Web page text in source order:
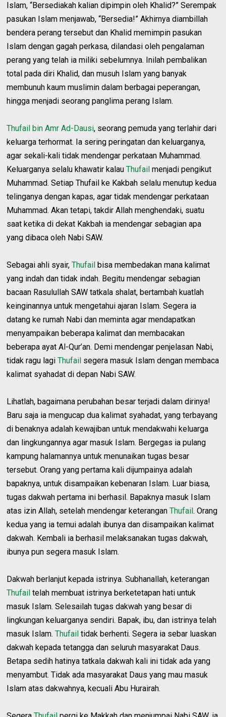
Islam, “Bersediakah kalian dipimpin oleh Khalid?” Serempak
pasukan Islam menjawab, “Bersedia!” Akhirnya diambillah
bendera perang tersebut dan Khalid memimpin pasukan
Islam dengan gagah perkasa, dilandasi oleh pengalaman
perang yang telah ia miliki sebelumnya. Inilah pembalikan
total pada diri Khalid, dan musuh Islam yang banyak
membunuh kaum muslimin dalam berbagai peperangan,
hingga menjadi seorang panglima perang Islam.
Thufail bin Amr Ad-Dausi, seorang pemuda yang terlahir dari
keluarga terhormat. Ia sering peringatan dan keluarganya,
agar sekali-kali tidak mendengar perkataan Muhammad.
Keluarganya selalu khawatir kalauThufail menjadi pengikut
Muhammad. Setiap Thufail ke Kakbah selalu menutup kedua
telinganya dengan kapas, agar tidak mendengar perkataan
Muhammad. Akan tetapi, takdir Allah menghendaki, suatu
saat ketika di dekat Kakbah ia mendengar sebagian apa
yang dibaca oleh Nabi SAW.
Sebagai ahli syair,Thufail bisa membedakan mana kalimat
yang indah dan tidak indah. Begitu mendengar sebagian
bacaan Rasulullah SAW tatkala shalat, bertambah kuatlah
keinginannya untuk mengetahui ajaran Islam. Segera ia
datang ke rumah Nabi dan meminta agar mendapatkan
menyampaikan beberapa kalimat dan membacakan
beberapa ayat Al-Qur’an. Demi mendengar penjelasan Nabi,
tidak ragu lagiThufail segera masuk Islam dengan membaca
kalimat syahadat di depan Nabi SAW.
Lihatlah, bagaimana perubahan besar terjadi dalam dirinya!
Baru saja ia mengucap dua kalimat syahadat, yang terbayang
di benaknya adalah kewajiban untuk mendakwahi keluarga
dan lingkungannya agar masuk Islam. Bergegas ia pulang
kampung halamannya untuk menunaikan tugas besar
tersebut. Orang yang pertama kali dijumpainya adalah
bapaknya, untuk disampaikan kebenaran Islam. Luar biasa,
tugas dakwah pertama ini berhasil. Bapaknya masuk Islam
atas izin Allah, setelah mendengar keteranganThufail. Orang
kedua yang ia temui adalah ibunya dan disampaikan kalimat
dakwah. Kembali ia berhasil melaksanakan tugas dakwah,
ibunya pun segera masuk Islam.
Dakwah berlanjut kepada istrinya. Subhanallah, keterangan
Thufail telah membuat istrinya berketetapan hati untuk
masuk Islam. Selesailah tugas dakwah yang besar di
lingkungan keluarganya sendiri. Bapak, ibu, dan istrinya telah
masuk Islam.Thufail tidak berhenti. Segera ia sebar luaskan
dakwah kepada tetangga dan seluruh masyarakat Daus.
Betapa sedih hatinya tatkala dakwah kali ini tidak ada yang
menyambut. Tidak ada masyarakat Daus yang mau masuk
Islam atas dakwahnya, kecuali Abu Hurairah.